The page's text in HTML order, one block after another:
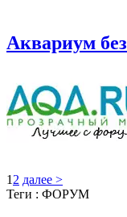
Аквариум
1 2 далее >
Теги : ФОРУМ